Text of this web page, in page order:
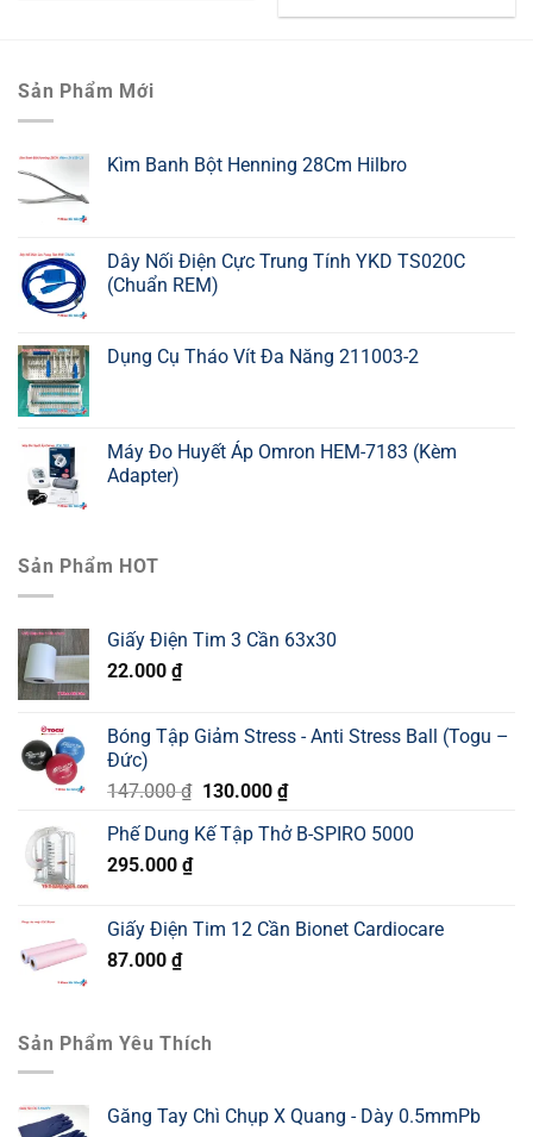
Sản Phẩm Mới
Kìm Banh Bột Henning 28Cm Hilbro
Dây Nối Điện Cực Trung Tính YKD TS020C
(Chuẩn REM)
Dụng Cụ Tháo Vít Đa Năng 211003-2
Máy Đo Huyết Áp Omron HEM-7183 (Kèm
Adapter)
Sản Phẩm HOT
Giấy Điện Tim 3 Cần 63x30
22.000 ₫
Bóng Tập Giảm Stress - Anti Stress Ball (Togu –
Đức)
147.000₫ Giá
là:
130.000 ₫Giá
tại
Phế Dung Kế Tập Thở B-SPIRO 5000
295.000 ₫
Giấy Điện Tim 12 Cần Bionet Cardiocare
87.000 ₫
Sản Phẩm Yêu Thích
Găng Tay Chì Chụp X Quang - Dày 0.5mmPb